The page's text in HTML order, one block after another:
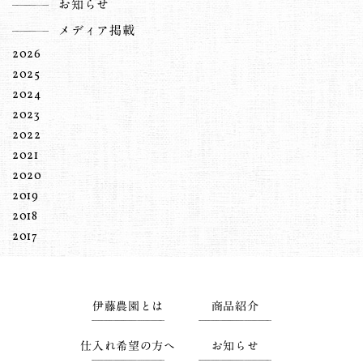
お知らせ
メディア掲載
2026
2025
2024
2023
2022
2021
2020
2019
2018
2017
伊藤農園とは 商品紹介
仕入れ希望の方へ お知らせ